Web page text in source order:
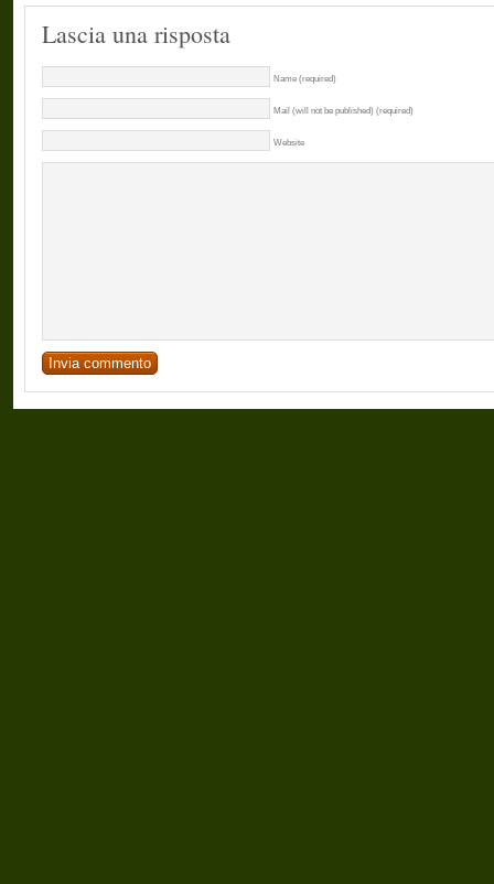
Lascia una risposta
Name (required)
Mail (will not be published) (required)
Website